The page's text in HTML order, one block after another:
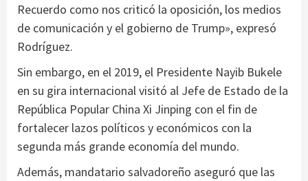
Recuerdo como nos criticó la oposición, los medios
de comunicación y el gobierno de Trump», expresó
Rodríguez.
Sin embargo, en el 2019, el Presidente Nayib Bukele
en su gira internacional visitó al Jefe de Estado de la
República Popular China Xi Jinping con el fin de
fortalecer lazos políticos y económicos con la
segunda más grande economía del mundo.
Además, mandatario salvadoreño aseguró que las